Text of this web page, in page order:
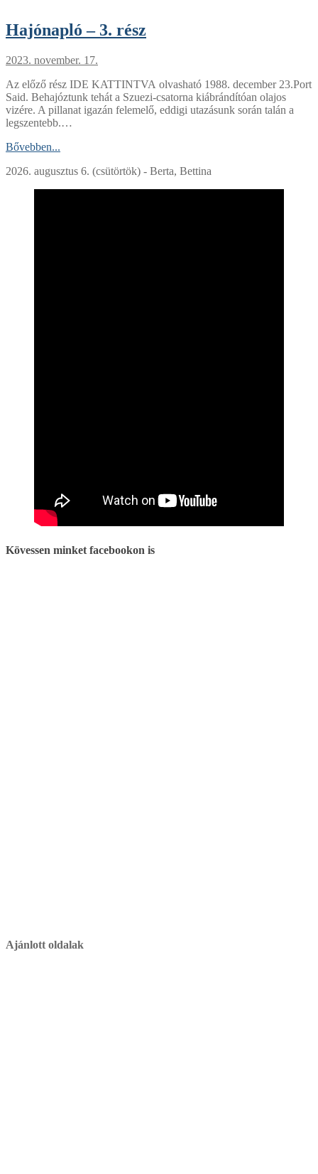
Hajónapló – 3. rész
2023. november. 17.
Az előző rész IDE KATTINTVA olvasható 1988. december 23.Port
Said. Behajóztunk tehát a Szuezi-csatorna kiábrándítóan olajos
vizére. A pillanat igazán felemelő, eddigi utazásunk során talán a
legszentebb.…
Bővebben...
2026. augusztus 6. (csütörtök) - Berta, Bettina
Kövessen minket facebookon is
Ajánlott oldalak